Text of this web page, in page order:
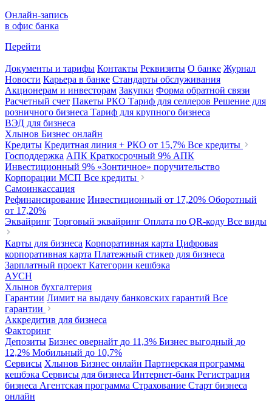
Онлайн-запись
в офис банка
Перейти
Документы и тарифы Контакты Реквизиты О банке Журнал
Новости Карьера в банке Стандарты обслуживания
Акционерам и инвесторам Закупки Форма обратной связи
Расчетный счет Пакеты РКО Тариф для селлеров Решение для
розничного бизнеса Тариф для крупного бизнеса
ВЭД для бизнеса
Хлынов Бизнес онлайн
Кредиты Кредитная линия + РКО от 15,7% Все кредиты
Господдержка АПК Краткосрочный 9% АПК
Инвестиционный 9% «Зонтичное» поручительство
Корпорации МСП Все кредиты
Самоинкассация
Рефинансирование Инвестиционный от 17,20% Оборотный
от 17,20%
Эквайринг Торговый эквайринг Оплата по QR-коду Все виды
Карты для бизнеса Корпоративная карта Цифровая
корпоративная карта Платежный стикер для бизнеса
Зарплатный проект Категории кешбэка
АУСН
Хлынов бухгалтерия
Гарантии Лимит на выдачу банковских гарантий Все
гарантии
Аккредитив для бизнеса
Факторинг
Депозиты Бизнес овернайт до 11,3% Бизнес выгодный до
12,2% Мобильный до 10,7%
Сервисы Хлынов Бизнес онлайн Партнерская программа
кешбэка Сервисы для бизнеса Интернет-банк Регистрация
бизнеса Агентская программа Страхование Старт бизнеса
онлайн